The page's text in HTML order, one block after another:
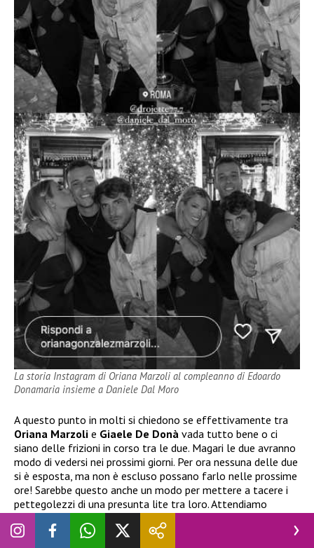
La storia Instagram di Oriana Marzoli al compleanno di Edoardo
Donamaria insieme a Daniele Dal Moro
A questo punto in molti si chiedono se effettivamente tra
Oriana Marzoli e Giaele De Donà vada tutto bene o ci
siano delle frizioni in corso tra le due. Magari le due avranno
modo di vedersi nei prossimi giorni. Per ora nessuna delle due
si è esposta, ma non è escluso possano farlo nelle prossime
ore! Sarebbe questo anche un modo per mettere a tacere i
pettegolezzi di una presunta lite tra loro. Attendiamo
notizie da parte delle dirette interessate.